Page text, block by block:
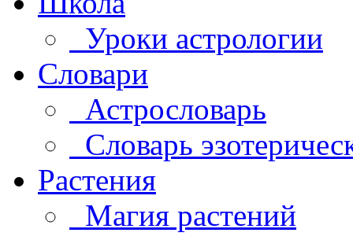
Уроки астрологии
Словари
Астрословарь
Словарь
Растения
Магия растений